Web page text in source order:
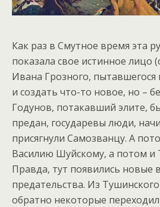
Как раз в Смутное время эта
показала свое истинное лицо
Ивана Грозного, пытавшегося
и создать что-то новое, но –
Годунов, потакавший элите,
предан, государевы люди,
присягнули Самозванцу. А
Василию Шуйскому, а потом и
Правда, тут появились новые
предательства. Из
обратно некоторые